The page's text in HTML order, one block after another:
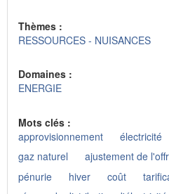
Thèmes :
RESSOURCES - NUISANCES
Domaines :
ENERGIE
Mots clés :
approvisionnement
électricité
gaz naturel
ajustement de
pénurie
hiver coût